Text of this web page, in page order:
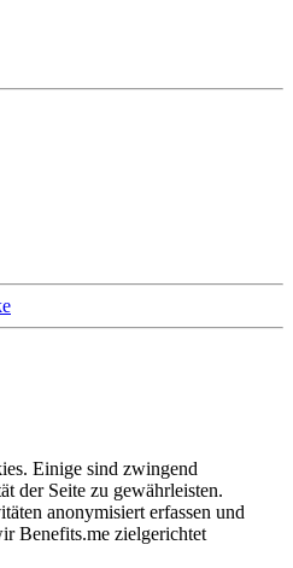
Einige sind zwingend
der Seite zu gewährleisten.
anonymisiert erfassen und
Benefits.me zielgerichtet